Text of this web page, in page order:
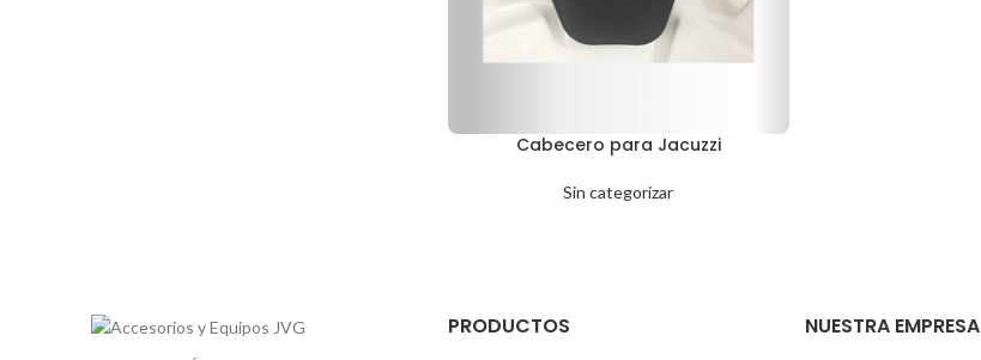
Cabecero para Jacuzzi
Sin categorizar
PRODUCTOS NUESTRA EMPRESA